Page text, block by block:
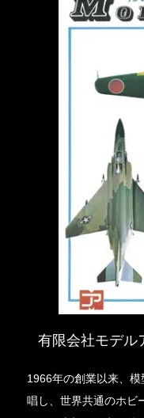
有限会社モデル
1966年の創業以来、
唱し、世界共通のホビ